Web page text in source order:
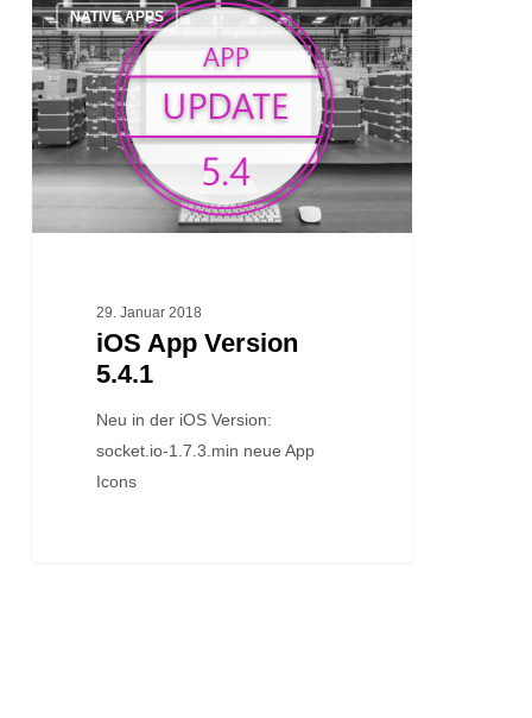
App
Version
5.4.1
NATIVE APPS
29. Januar 2018
iOS App Version
5.4.1
Neu in der iOS Version:
socket.io-1.7.3.min neue App
Icons